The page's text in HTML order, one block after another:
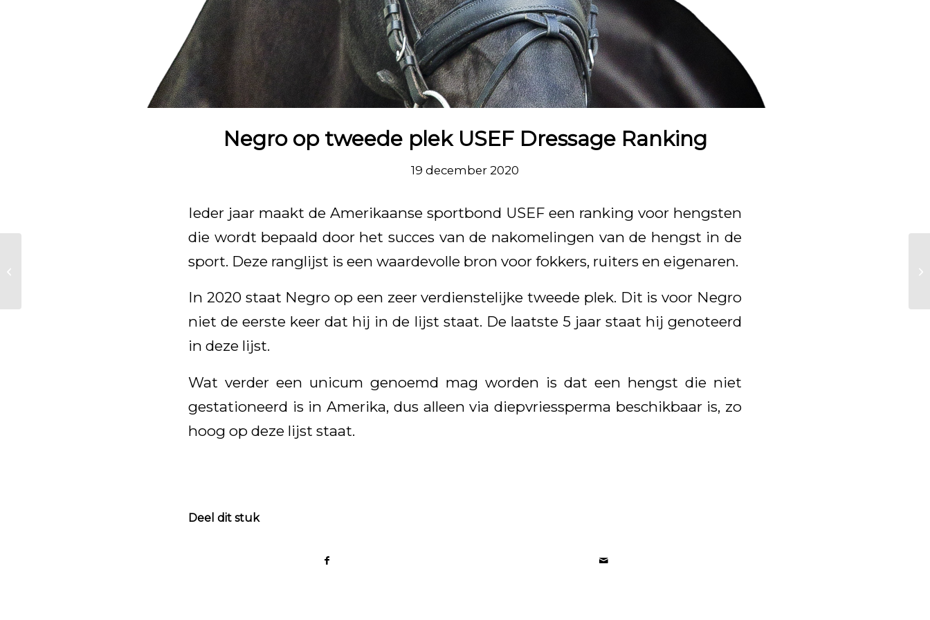
Negro op tweede plek USEF Dressage Ranking
19 december 2020
Ieder jaar maakt de Amerikaanse sportbond USEF een ranking voor hengsten
die wordt bepaald door het succes van de nakomelingen van de hengst in de
sport. Deze ranglijst is een waardevolle bron voor fokkers, ruiters en eigenaren.
In 2020 staat Negro op een zeer verdienstelijke tweede plek. Dit is voor Negro
niet de eerste keer dat hij in de lijst staat. De laatste 5 jaar staat hij genoteerd
in deze lijst.
Wat verder een unicum genoemd mag worden is dat een hengst die niet
gestationeerd is in Amerika, dus alleen via diepvriessperma beschikbaar is, zo
hoog op deze lijst staat.
Deel dit stuk